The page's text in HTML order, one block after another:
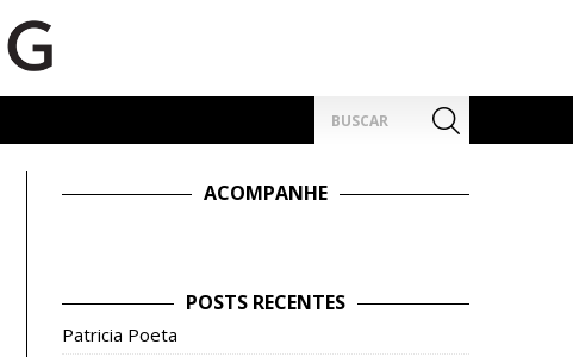
por:
ACOMPANHE
POSTS RECENTES
Patricia Poeta